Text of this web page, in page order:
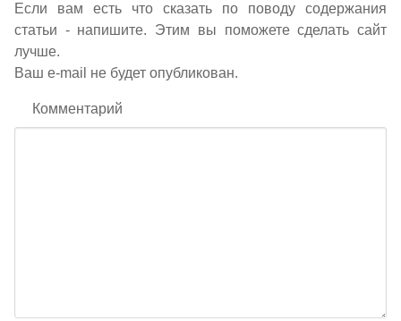
Если вам есть что сказать по поводу содержания
статьи - напишите. Этим вы поможете сделать сайт
лучше.
Ваш e-mail не будет опубликован.
Комментарий